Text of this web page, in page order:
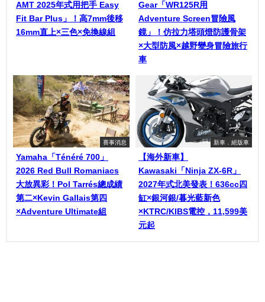
AMT 2025年式用把手 Easy
Fit Bar Plus」！高7mm後移
16mm直上×三色×免換線組
Gear「WR125R用
Adventure Screen冒險風
鏡」！仿拉力塔頭燈防護骨架
×大型防風×越野變身冒險旅行
車
賽事消息
Yamaha「Ténéré 700」
2026 Red Bull Romaniacs
大放異彩！Pol Tarrés總成績
第二×Kevin Gallais第四
×Adventure Ultimate組
新車．絕版車
【海外新車】
Kawasaki「Ninja ZX-6R」
2027年式北美發表！636cc四
缸×銀河銀/暮光藍新色
×KTRC/KIBS電控，11,599美
元起